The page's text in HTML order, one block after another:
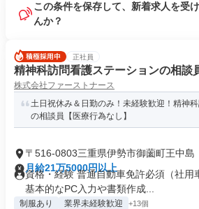
この条件を保存して、新着求人を受
んか？
正社員
精神科訪問看護ステーションの相談
株式会社ファーストナース
土日祝休み＆日勤のみ！未経験歓迎！精神
の相談員【医療行為なし】
〒516-0803三重県伊勢市御薗町王中島
月給21万5000円以上
資格・経験 普通自動車免許必須（社用
基本的なPC入力や書類作成...
制服あり 業界未経験歓迎 +13個